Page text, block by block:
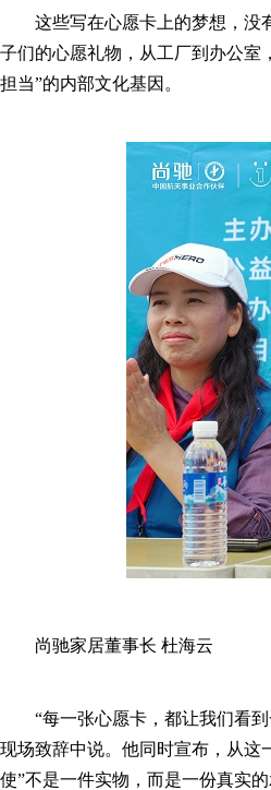
这些写在心愿卡上的梦想，
子们的心愿礼物，从工厂到办公室
担当”的内部文化基因。
尚驰家居董事长 杜海云
“每一张心愿卡，都让我们看
现场致辞中说。他同时宣布，从这
使”不是一件实物，而是一份真实